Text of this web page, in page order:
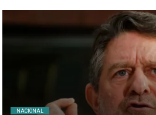
NACIONAL